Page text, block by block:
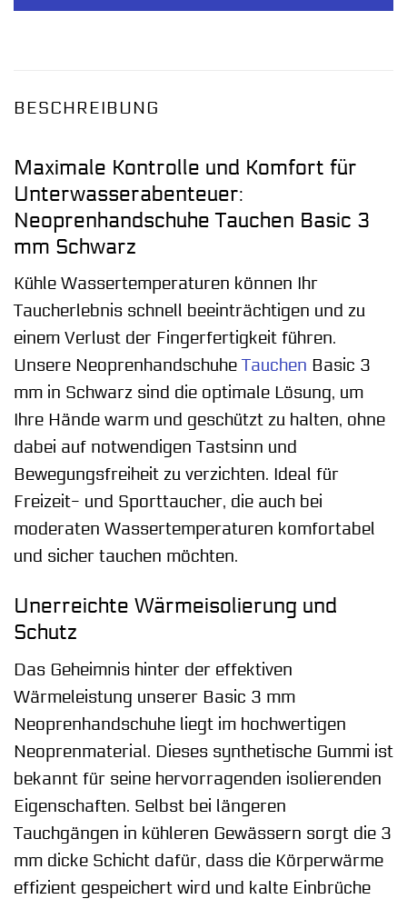
BESCHREIBUNG
Maximale Kontrolle und Komfort für
Unterwasserabenteuer:
Neoprenhandschuhe Tauchen Basic 3
mm Schwarz
Kühle Wassertemperaturen können Ihr
Taucherlebnis schnell beeinträchtigen und zu
einem Verlust der Fingerfertigkeit führen.
Unsere Neoprenhandschuhe Tauchen Basic 3
mm in Schwarz sind die optimale Lösung, um
Ihre Hände warm und geschützt zu halten, ohne
dabei auf notwendigen Tastsinn und
Bewegungsfreiheit zu verzichten. Ideal für
Freizeit- und Sporttaucher, die auch bei
moderaten Wassertemperaturen komfortabel
und sicher tauchen möchten.
Unerreichte Wärmeisolierung und
Schutz
Das Geheimnis hinter der effektiven
Wärmeleistung unserer Basic 3 mm
Neoprenhandschuhe liegt im hochwertigen
Neoprenmaterial. Dieses synthetische Gummi ist
bekannt für seine hervorragenden isolierenden
Eigenschaften. Selbst bei längeren
Tauchgängen in kühleren Gewässern sorgt die 3
mm dicke Schicht dafür, dass die Körperwärme
effizient gespeichert wird und kalte Einbrüche